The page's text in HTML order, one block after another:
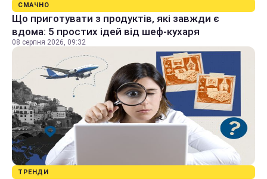
СМАЧНО
Що приготувати з продуктів, які завжди є
вдома: 5 простих ідей від шеф-кухаря
08 серпня 2026, 09:32
ТРЕНДИ